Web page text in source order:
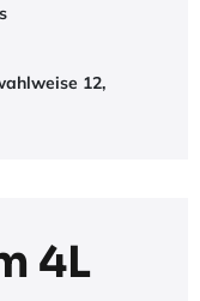
12,
4L